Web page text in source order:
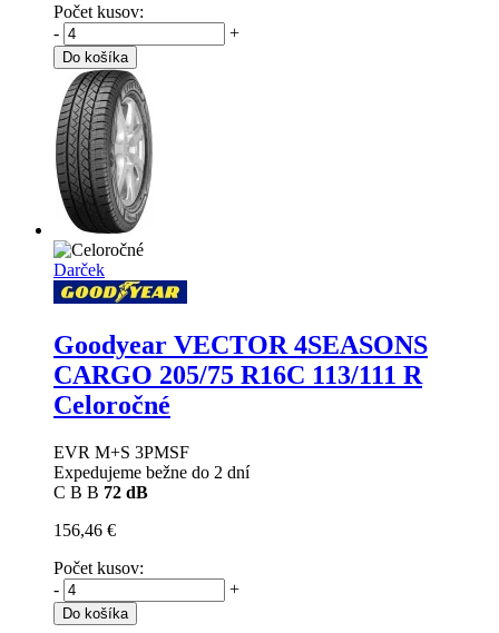
Počet kusov:
-
+
Do košíka
Darček
Goodyear VECTOR 4SEASONS
CARGO 205/75 R16C 113/111 R
Celoročné
EVR M+S 3PMSF
Expedujeme bežne do 2 dní
C B B 72 dB
156,46 €
Počet kusov:
-
+
Do košíka